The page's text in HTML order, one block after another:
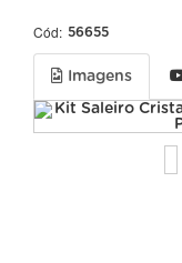
Cód: 56655
Imagens